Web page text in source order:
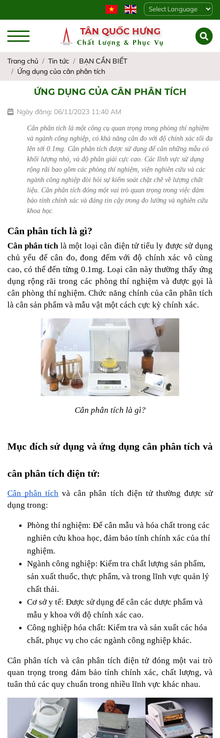
Powered by
TÂN QUỐC HƯNG
Chất Lượng & Phục Vụ
Trang chủ Tin tức
BẠN CẦN BIẾT
Ứng dụng của cân phân tích
ỨNG DỤNG CỦA CÂN PHÂN TÍCH
Ngày đăng: 06/11/2023 11:40 AM
Cân phân tích là một công cụ quan trọng trong phòng thí nghiệm
và ngành công nghiệp, có khả năng cân đo với độ chính xác tối đa
lên tới 0.1mg. Cân phân tích được sử dụng để cân những mẫu có
khối lượng nhỏ, và độ phân giải cực cao. Các lĩnh vực sử dụng
rộng rãi bao gồm các phòng thí nghiệm, viện nghiên cứu và các
ngành công nghiệp đòi hỏi sự kiểm soát chặt chẽ về lượng chất
liệu. Cân phân tích đóng một vai trò quan trọng trong việc đảm
bảo tính chính xác và đáng tin cậy trong đo lường và nghiên cứu
khoa học.
Cân phân tích là gì?
Cân phân tích là một loại cân điện tử tiểu ly được sử dụng
chủ yếu để cân đo, đong đếm với độ chính xác vô cùng
cao, có thể đến từng 0.1mg. Loại cân này thường thấy ứng
dụng rộng rãi trong các phòng thí nghiệm và được gọi là
cân phòng thí nghiệm. Chức năng chính của cân phân tích
là cân sản phẩm và mẫu vật một cách cực kỳ chính xác.
Cân phân tích là gì?
Mục đích sử dụng và ứng dụng cân phân tích và
cân phân tích điện tử:
Cân phân tích và cân phân tích điện tử thường được sử
dụng trong:
Phòng thí nghiệm: Để cân mẫu và hóa chất trong các
nghiên cứu khoa học, đảm bảo tính chính xác của thí
nghiệm.
Ngành công nghiệp: Kiểm tra chất lượng sản phẩm,
sản xuất thuốc, thực phẩm, và trong lĩnh vực quản lý
chất thải.
Cơ sở y tế: Được sử dụng để cân các dược phẩm và
mẫu y khoa với độ chính xác cao.
Công nghiệp hóa chất: Kiểm tra và sản xuất các hóa
chất, phục vụ cho các ngành công nghiệp khác.
Cân phân tích và cân phân tích điện tử đóng một vai trò
quan trọng trong đảm bảo tính chính xác, chất lượng, và
tuân thủ các quy chuẩn trong nhiều lĩnh vực khác nhau.